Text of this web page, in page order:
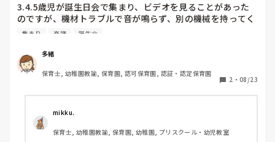
3.4.5歳児が誕生日会で集まり、ビデオを見ることがあった
のですが、機材トラブルで音が鳴らず、別の機械を持ってく
る事になりました。その際、
と急に言われて、臨機応変な対応ができなかったんです。
最初は手遊びをしようと思ったのですが、一つ一つが短すぎ
て、なかなか繋げず…
く。また、誕生日会の歌はもう歌ったし、季節の歌？と何を
歌っていいのかも分からず…
最終的には、子どもたちに好きなアイスのインタビュー(今
月の誕生日会のインタビューがそれだったので)をしまし
集まり 楽譜 誕生会
多緒
保育士, 幼稚園教諭, 保育園, 認可保育園, 認証・認定保育園
2 ・ 08/23
mikku.
保育士, 幼稚園教諭, 保育園, 幼稚園, プリスクール・幼児教室